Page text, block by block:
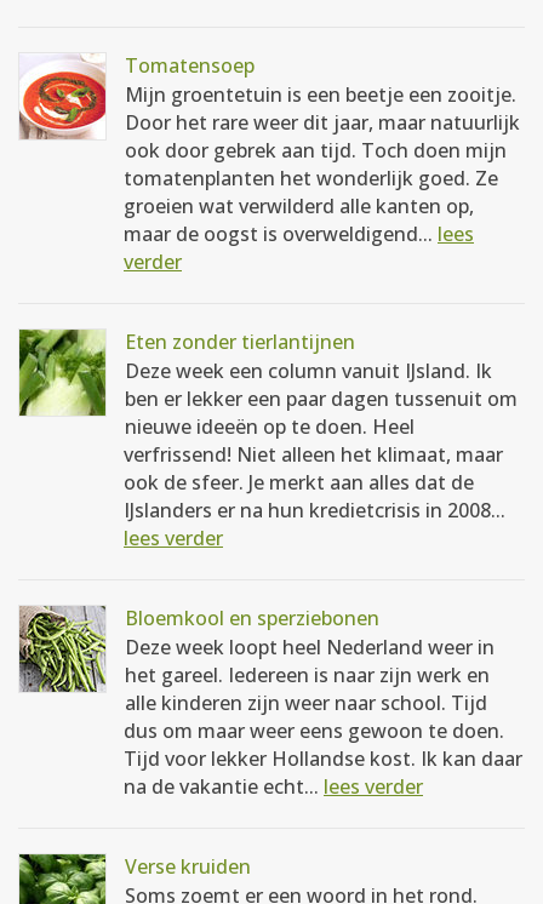
Tomatensoep
Mijn groentetuin is een beetje een zooitje.
Door het rare weer dit jaar, maar natuurlijk
ook door gebrek aan tijd. Toch doen mijn
tomatenplanten het wonderlijk goed. Ze
groeien wat verwilderd alle kanten op,
maar de oogst is overweldigend... lees
verder
Eten zonder tierlantijnen
Deze week een column vanuit IJsland. Ik
ben er lekker een paar dagen tussenuit om
nieuwe ideeën op te doen. Heel
verfrissend! Niet alleen het klimaat, maar
ook de sfeer. Je merkt aan alles dat de
IJslanders er na hun kredietcrisis in 2008...
lees verder
Bloemkool en sperziebonen
Deze week loopt heel Nederland weer in
het gareel. Iedereen is naar zijn werk en
alle kinderen zijn weer naar school. Tijd
dus om maar weer eens gewoon te doen.
Tijd voor lekker Hollandse kost. Ik kan daar
na de vakantie echt... lees verder
Verse kruiden
Soms zoemt er een woord in het rond.